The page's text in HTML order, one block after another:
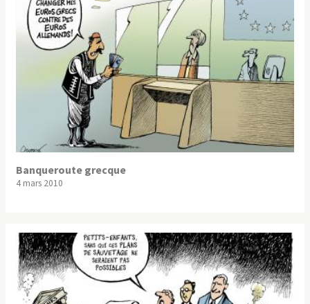
Banqueroute grecque
4 mars 2010